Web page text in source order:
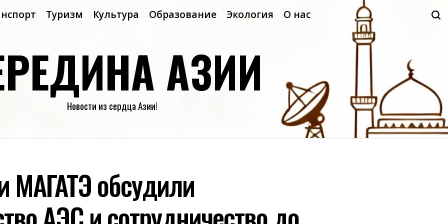
Туризм Культура Образование Экология О нас
АЗИИ
Новости из сердца Азии!
МАГАТЭ обсудили